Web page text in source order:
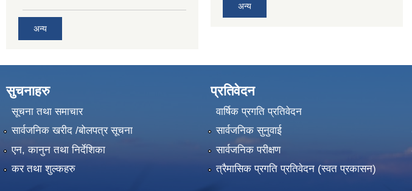
अन्य
अन्य
सुचनाहरु
सूचना तथा समाचार
सार्वजनिक खरीद /बोलपत्र सूचना
एन, कानुन तथा निर्देशिका
कर तथा शुल्कहरु
प्रतिवेदन
वार्षिक प्रगति प्रतिवेदन
सार्वजनिक सुनुवाई
सार्वजनिक परीक्षण
त्रैमासिक प्रगति प्रतिवेदन (स्वत प्रकासन)